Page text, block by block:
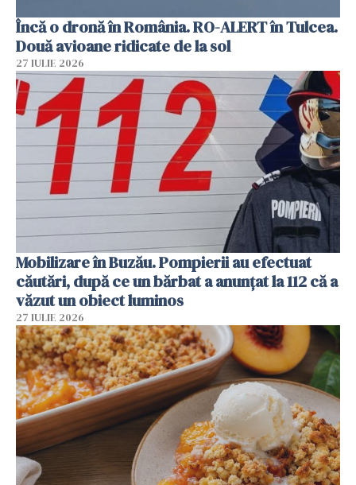
Încă o dronă în România. RO-ALERT în Tulcea.
Două avioane ridicate de la sol
27 IULIE 2026
Mobilizare în Buzău. Pompierii au efectuat
căutări, după ce un bărbat a anunțat la 112 că a
văzut un obiect luminos
27 IULIE 2026